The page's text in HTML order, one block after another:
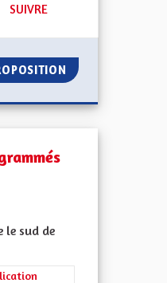
51 ABONNÉS
SUIVRE
le sud de
les soins et les liens,